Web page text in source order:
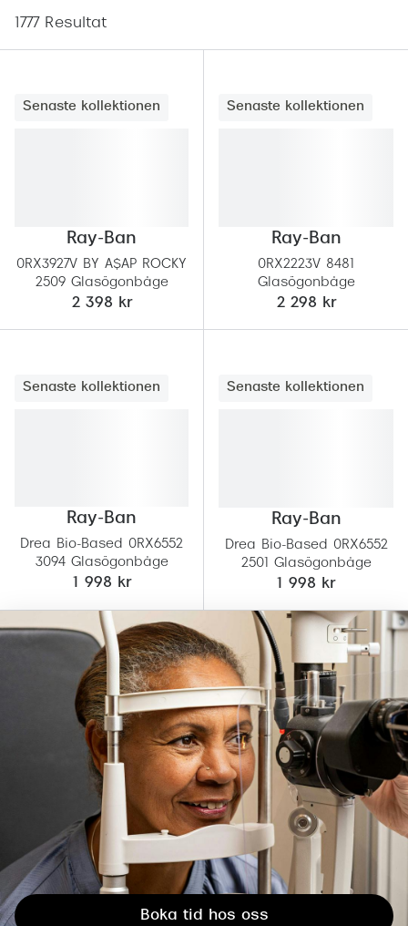
Oakley
Emporio
Dolce
Prada
Versace
Nuance
1777 Resultat
Senaste kollektionen
Ray-Ban
0RX3927V BY A$AP ROCKY
2509 Glasögonbåge
2 398 kr
Senaste kollektionen
Ray-Ban
0RX2223V 8481
Glasögonbåge
2 298 kr
Senaste kollektionen
Ray-Ban
Drea Bio-Based 0RX6552
3094 Glasögonbåge
1 998 kr
Senaste kollektionen
Ray-Ban
Drea Bio-Based 0RX6552
2501 Glasögonbåge
1 998 kr
Boka tid hos oss